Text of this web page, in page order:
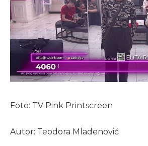
Foto: TV Pink Printscreen
Autor: Teodora Mladenović